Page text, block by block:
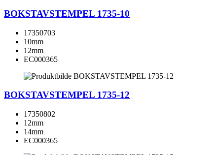
BOKSTAVSTEMPEL 1735-10
17350703
10mm
12mm
EC000365
BOKSTAVSTEMPEL 1735-12
17350802
12mm
14mm
EC000365